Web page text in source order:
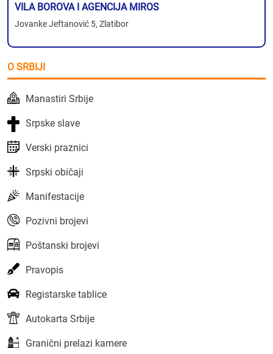
VILA BOROVA I AGENCIJA MIROS
Jovanke Jeftanović 5, Zlatibor
O SRBIJI
Manastiri Srbije
Srpske slave
Verski praznici
Srpski običaji
Manifestacije
Pozivni brojevi
Poštanski brojevi
Pravopis
Registarske tablice
Autokarta Srbije
Granični prelazi kamere